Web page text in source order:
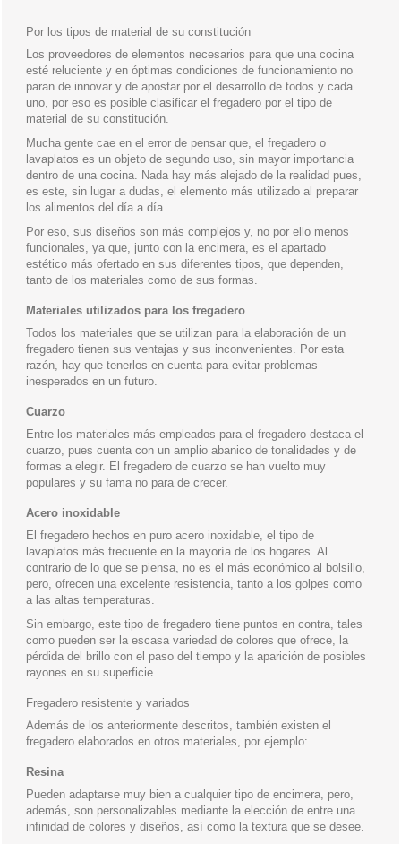
Por los tipos de material de su constitución
Los proveedores de elementos necesarios para que una cocina
esté reluciente y en óptimas condiciones de funcionamiento no
paran de innovar y de apostar por el desarrollo de todos y cada
uno, por eso es posible clasificar el fregadero por el tipo de
material de su constitución.
Mucha gente cae en el error de pensar que, el fregadero o
lavaplatos es un objeto de segundo uso, sin mayor importancia
dentro de una cocina. Nada hay más alejado de la realidad pues,
es este, sin lugar a dudas, el elemento más utilizado al preparar
los alimentos del día a día.
Por eso, sus diseños son más complejos y, no por ello menos
funcionales, ya que, junto con la encimera, es el apartado
estético más ofertado en sus diferentes tipos, que dependen,
tanto de los materiales como de sus formas.
Materiales utilizados para los fregadero
Todos los materiales que se utilizan para la elaboración de un
fregadero tienen sus ventajas y sus inconvenientes. Por esta
razón, hay que tenerlos en cuenta para evitar problemas
inesperados en un futuro.
Cuarzo
Entre los materiales más empleados para el fregadero destaca el
cuarzo, pues cuenta con un amplio abanico de tonalidades y de
formas a elegir. El fregadero de cuarzo se han vuelto muy
populares y su fama no para de crecer.
Acero inoxidable
El fregadero hechos en puro acero inoxidable, el tipo de
lavaplatos más frecuente en la mayoría de los hogares. Al
contrario de lo que se piensa, no es el más económico al bolsillo,
pero, ofrecen una excelente resistencia, tanto a los golpes como
a las altas temperaturas.
Sin embargo, este tipo de fregadero tiene puntos en contra, tales
como pueden ser la escasa variedad de colores que ofrece, la
pérdida del brillo con el paso del tiempo y la aparición de posibles
rayones en su superficie.
Fregadero resistente y variados
Además de los anteriormente descritos, también existen el
fregadero elaborados en otros materiales, por ejemplo:
Resina
Pueden adaptarse muy bien a cualquier tipo de encimera, pero,
además, son personalizables mediante la elección de entre una
infinidad de colores y diseños, así como la textura que se desee.